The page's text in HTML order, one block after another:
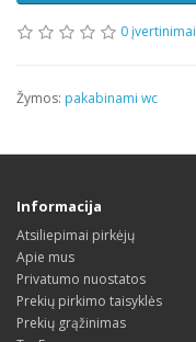
0 įvertinimai
Žymos: pakabinami wc
Informacija
Atsiliepimai pirkėjų
Apie mus
Privatumo nuostatos
Prekių pirkimo taisyklės
Prekių grąžinimas